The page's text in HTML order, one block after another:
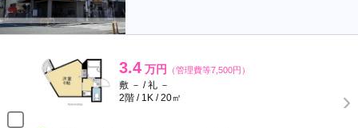
3.4 万円 （管理費等7,500円）
敷 － / 礼 －
2階 / 1K / 20㎡